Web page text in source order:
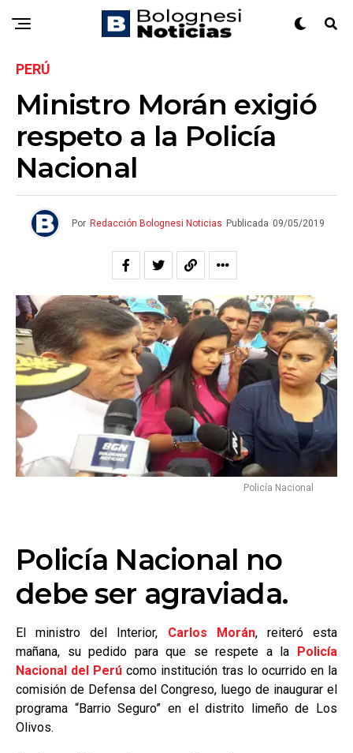
PERÚ
Ministro Morán exigió
respeto a la Policía
Nacional
Por Redacción Bolognesi Noticias Publicada 09/05/2019
Policía Nacional
Policía Nacional no
debe ser agraviada.
El ministro del Interior, Carlos Morán, reiteró esta
mañana, su pedido para que se respete a la Policía
Nacional del Perú como institución tras lo ocurrido en la
comisión de Defensa del Congreso, luego de inaugurar el
programa “Barrio Seguro” en el distrito limeño de Los
Olivos.